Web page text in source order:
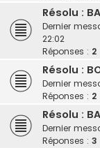
Résolu :
Dernier
22:02
Réponses : 2
Résolu :
Dernier
Réponses : 2
Résolu :
Dernier
Réponses : 3